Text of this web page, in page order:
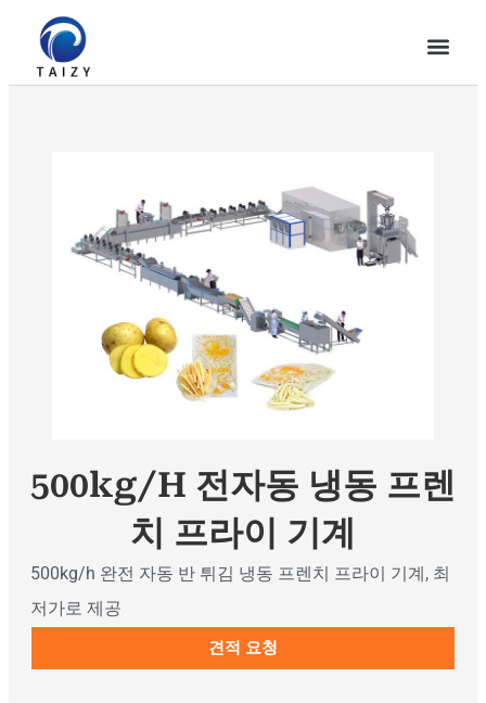
500kg/h 전자동 냉동 프렌
치 프라이 기계
500kg/h 완전 자동 반 튀김 냉동 프렌치 프라이 기계, 최
저가로 제공
견적 요청